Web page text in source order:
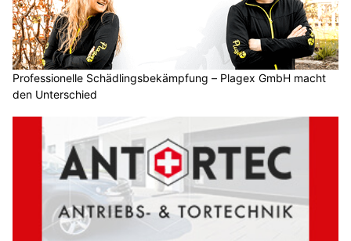
Professionelle Schädlingsbekämpfung – Plagex GmbH macht
den Unterschied